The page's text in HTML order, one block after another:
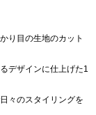
り目の生地のカット
デザインに仕上げた1
々のスタイリングを